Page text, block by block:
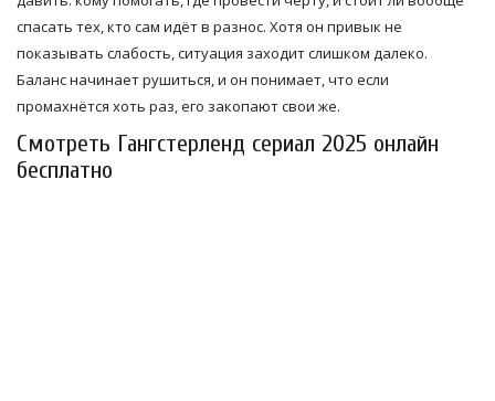
спасать тех, кто сам идёт в разнос. Хотя он привык не
показывать слабость, ситуация заходит слишком далеко.
Баланс начинает рушиться, и он понимает, что если
промахнётся хоть раз, его закопают свои же.
Смотреть Гангстерленд сериал 2025 онлайн
бесплатно